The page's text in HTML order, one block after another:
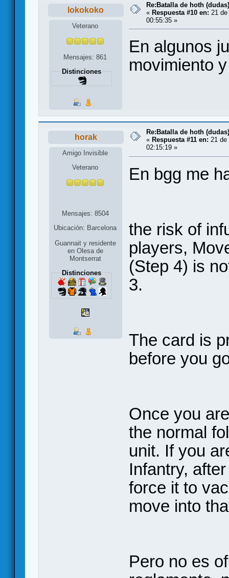
lokokoko
Veterano
Mensajes: 861
Distinciones
Re:Batalla de hoth (dudas)
« Respuesta #10 en: 21
00:55:35 »
En algunos
movimiento
horak
Amigo Invisible
Veterano
Mensajes: 8504
Ubicación: Barcelona
Guannait y residente
en Olesa de
Montserrat
Distinciones
Re:Batalla de hoth (dudas)
« Respuesta #11 en: 21 de
02:15:19 »
En bgg me
the risk of
players,
(Step 4) is
3.
The card is
before you
Once you
the normal
unit. If you
Infantry,
force it to
move into
Pero no es